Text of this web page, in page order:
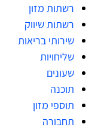
רשתות מזון
רשתות שיווק
שירותי בריאות
שליחויות
שעונים
תוכנה
תוספי מזון
תחבורה